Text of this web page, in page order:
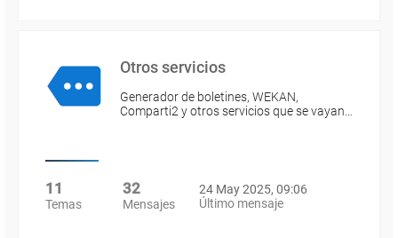
Otros servicios
Generador de boletines, WEKAN,
Comparti2 y otros servicios que se vayan…
11
Temas
32
Mensajes
24 May 2025, 09:06
Último mensaje